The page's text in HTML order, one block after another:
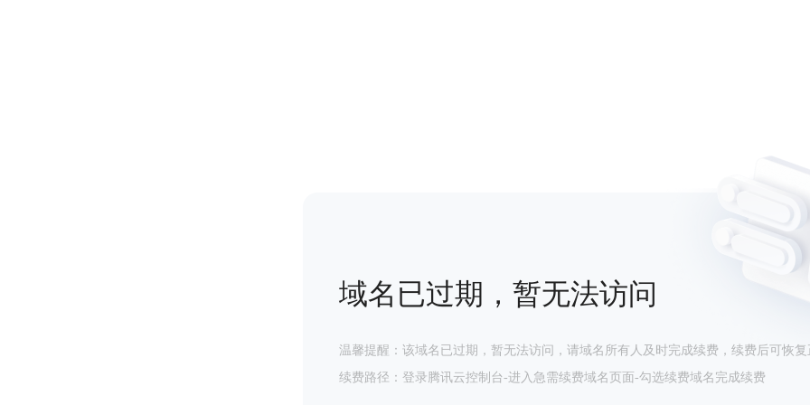
域名已过期，暂无法访问
温馨提醒：该域名已过期，暂无法访问，请域名所有人及时完成续费，续费后可恢复
续费路径：登录腾讯云控制台-进入急需续费域名页面-勾选续费域名完成续费